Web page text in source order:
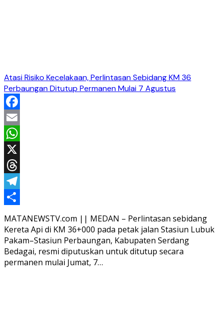
Atasi Risiko Kecelakaan, Perlintasan Sebidang KM 36
Perbaungan Ditutup Permanen Mulai 7 Agustus
Facebook
Email
WhatsApp
X
Threads
Telegram
Share
MATANEWSTV.com || MEDAN – Perlintasan sebidang
Kereta Api di KM 36+000 pada petak jalan Stasiun Lubuk
Pakam–Stasiun Perbaungan, Kabupaten Serdang
Bedagai, resmi diputuskan untuk ditutup secara
permanen mulai Jumat, 7…